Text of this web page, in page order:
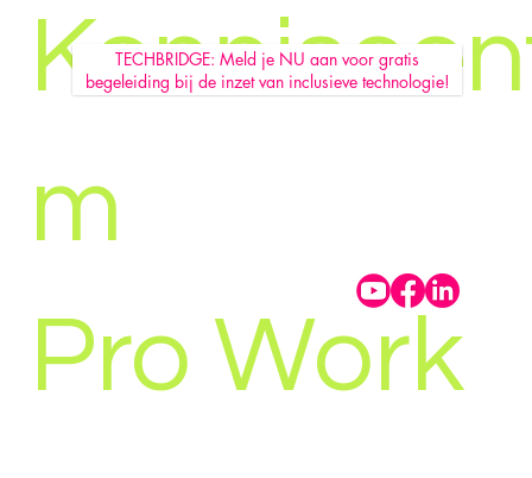
m
Pro Work
TECHBRIDGE: Meld je NU aan voor gratis
begeleiding bij de inzet van inclusieve technologie!